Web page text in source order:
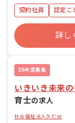
契約社員 認定こ
詳し
26年度募集
いきいき未来
育士の求人
社会福祉法人久仁会